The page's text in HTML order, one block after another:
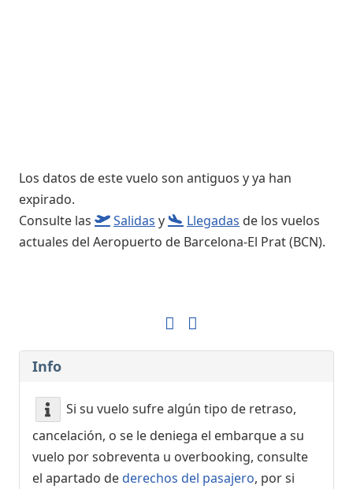
Los datos de este vuelo son antiguos y ya han
expirado.
Consulte las
Salidas y Llegadas de los vuelos
actuales del Aeropuerto de Barcelona-El Prat (BCN).
Info
Si su vuelo sufre algún tipo de retraso,
cancelación, o se le deniega el embarque a su
vuelo por sobreventa u overbooking, consulte
el apartado dederechos del pasajero, por si